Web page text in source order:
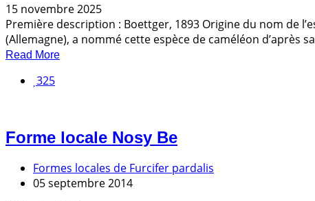
15 novembre 2025
Première description : Boettger, 1893 Origine du nom de
(Allemagne), a nommé cette espèce de caméléon d’après
Read More
325
Forme locale Nosy Be
Formes locales de Furcifer pardalis
05 septembre 2014